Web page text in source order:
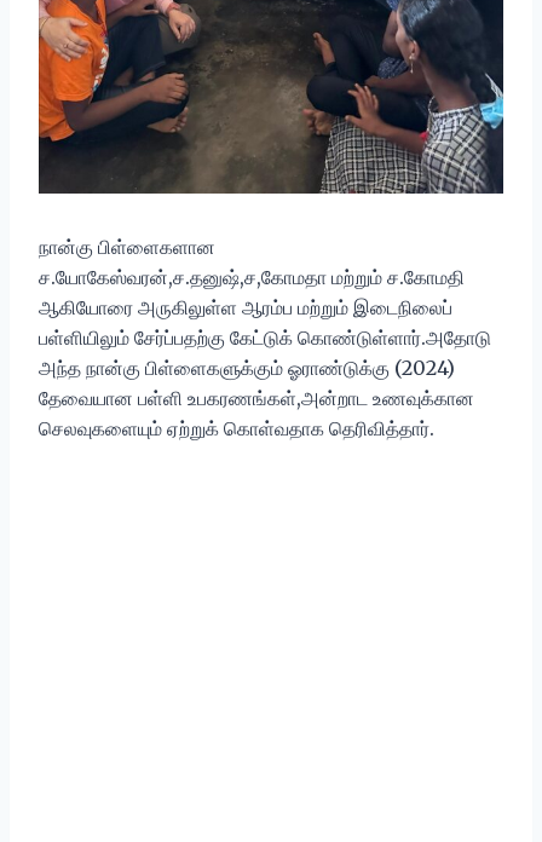
நான்கு பிள்ளைகளான
ச.யோகேஸ்வரன்,ச.தனுஷ்,ச,கோமதா மற்றும் ச.கோமதி
ஆகியோரை அருகிலுள்ள ஆரம்ப மற்றும் இடைநிலைப்
பள்ளியிலும் சேர்ப்பதற்கு கேட்டுக் கொண்டுள்ளார்.அதோடு
அந்த நான்கு பிள்ளைகளுக்கும் ஓராண்டுக்கு (2024)
தேவையான பள்ளி உபகரணங்கள்,அன்றாட உணவுக்கான
செலவுகளையும் ஏற்றுக் கொள்வதாக தெரிவித்தார்.